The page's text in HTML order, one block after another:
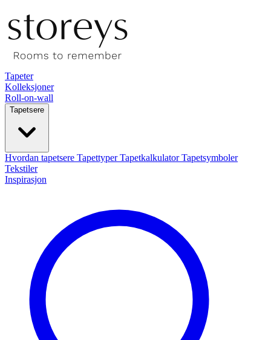
Tapeter
Kolleksjoner
Roll-on-wall
Tapetsere
Hvordan tapetsere TapettyperTapetkalkulatorTapetsymboler
Tekstiler
Inspirasjon